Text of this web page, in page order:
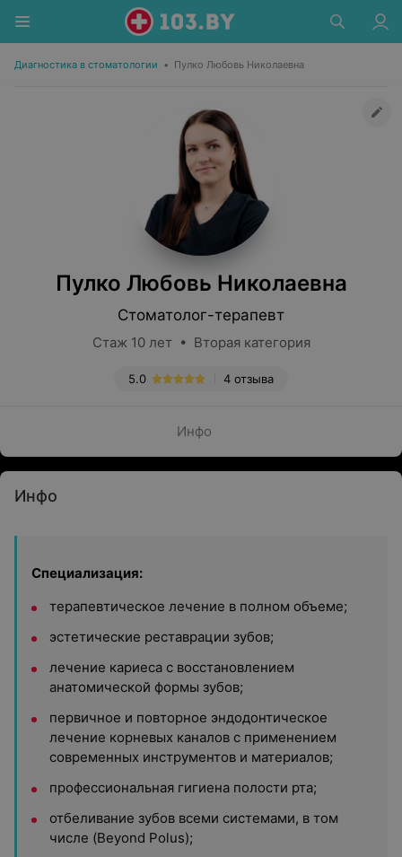
Диагностика в стоматологии • Пулко Любовь Николаевна
Пулко Любовь Николаевна
Стоматолог-терапевт
Стаж 10 лет • Вторая категория
4 отзыва
5.0
Инфо
Инфо
Специализация:
терапевтическое лечение в полном объеме;
эстетические реставрации зубов;
лечение кариеса с восстановлением
анатомической формы зубов;
первичное и повторное эндодонтическое
лечение корневых каналов с применением
современных инструментов и материалов;
профессиональная гигиена полости рта;
отбеливание зубов всеми системами, в том
числе (Beyond Polus);